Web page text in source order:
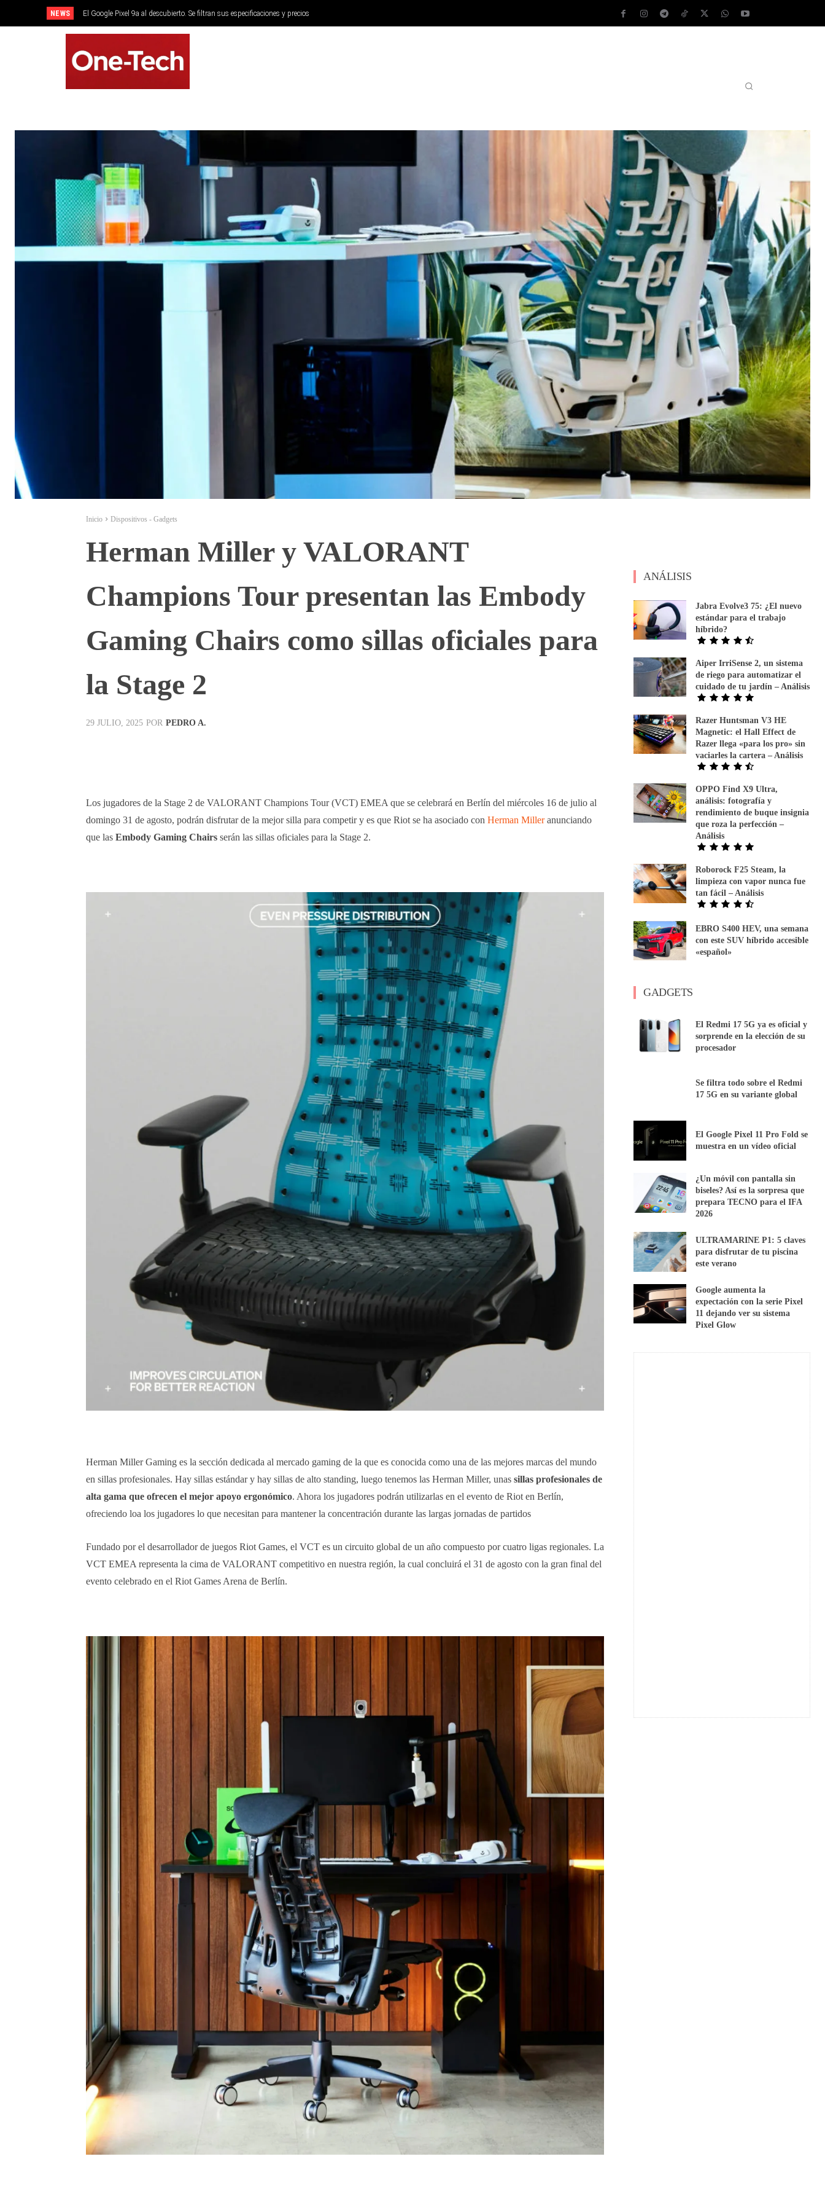
NEWS El Google Pixel 9a al descubierto. Se filtran sus especificaciones y precios
Inicio Dispositivos - Gadgets
Herman Miller y VALORANT
Champions Tour presentan las Embody
Gaming Chairs como sillas oficiales para
la Stage 2
29 JULIO, 2025 POR PEDRO A.
Los jugadores de la Stage 2 de VALORANT Champions Tour (VCT) EMEA que se celebrará en Berlín del miércoles 16 de julio al
domingo 31 de agosto, podrán disfrutar de la mejor silla para competir y es que Riot se ha asociado con Herman Milleranunciando
que las Embody Gaming Chairs serán las sillas oficiales para la Stage 2.
Herman Miller Gaming es la sección dedicada al mercado gaming de la que es conocida como una de las mejores marcas del mundo
en sillas profesionales. Hay sillas estándar y hay sillas de alto standing, luego tenemos las Herman Miller, unas sillas profesionales de
alta gama que ofrecen el mejor apoyo ergonómico. Ahora los jugadores podrán utilizarlas en el evento de Riot en Berlín,
ofreciendo loa los jugadores lo que necesitan para mantener la concentración durante las largas jornadas de partidos
Fundado por el desarrollador de juegos Riot Games, el VCT es un circuito global de un año compuesto por cuatro ligas regionales. La
VCT EMEA representa la cima de VALORANT competitivo en nuestra región, la cual concluirá el 31 de agosto con la gran final del
evento celebrado en el Riot Games Arena de Berlín.
ANÁLISIS
Jabra Evolve3 75: ¿El nuevo
estándar para el trabajo
híbrido?
Aiper IrriSense 2, un sistema
de riego para automatizar el
cuidado de tu jardín – Análisis
Razer Huntsman V3 HE
Magnetic: el Hall Effect de
Razer llega «para los pro» sin
vaciarles la cartera – Análisis
OPPO Find X9 Ultra,
análisis: fotografía y
rendimiento de buque insignia
que roza la perfección –
Análisis
Roborock F25 Steam, la
limpieza con vapor nunca fue
tan fácil – Análisis
EBRO S400 HEV, una semana
con este SUV híbrido accesible
«español»
GADGETS
El Redmi 17 5G ya es oficial y
sorprende en la elección de su
procesador
Se filtra todo sobre el Redmi
17 5G en su variante global
El Google Pixel 11 Pro Fold se
muestra en un vídeo oficial
¿Un móvil con pantalla sin
biseles? Así es la sorpresa que
prepara TECNO para el IFA
2026
ULTRAMARINE P1: 5 claves
para disfrutar de tu piscina
este verano
Google aumenta la
expectación con la serie Pixel
11 dejando ver su sistema
Pixel Glow